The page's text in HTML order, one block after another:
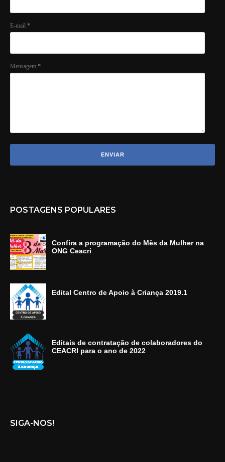
E-mail *
Mensagem *
POSTAGENS POPULARES
Confira a programação do Mês da Mulher na
ONG Ceacri
Edital Centro de Apoio à Criança 2019.1
Editais de contratação de colaboradores do
CEACRI para o ano de 2022
SIGA-NOS!